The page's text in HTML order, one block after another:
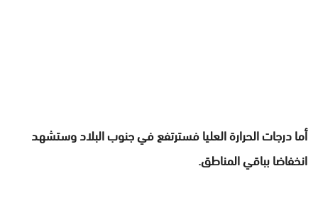
أما درجات الحرارة العليا فسترتفع في جنوب البلاد وستشهد
انخفاضا بباقي المناطق.